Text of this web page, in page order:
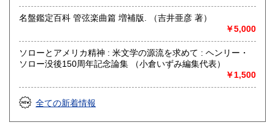
名盤鑑定百科 管弦楽曲篇 増補版. （吉井亜彦 著）
￥5,000
ソローとアメリカ精神 : 米文学の源流を求めて : ヘンリー・
ソロー没後150周年記念論集 （小倉いずみ編集代表）
￥1,500
全ての新着情報